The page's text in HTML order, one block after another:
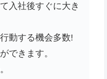
入社後すぐに大き
動する機会多数!
できます。